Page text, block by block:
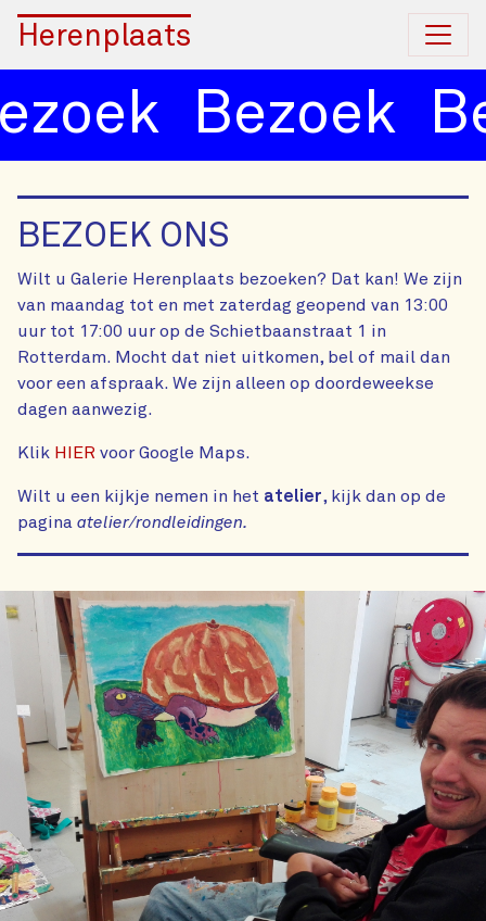
Herenplaats
Bezoek
BEZOEK ONS
Wilt u Galerie Herenplaats bezoeken? Dat kan! We zijn
van maandag tot en met zaterdag geopend van 13:00
uur tot 17:00 uur op de Schietbaanstraat 1 in
Rotterdam. Mocht dat niet uitkomen, bel of mail dan
voor een afspraak. We zijn alleen op doordeweekse
dagen aanwezig.
Klik HIER voor Google Maps.
Wilt u een kijkje nemen in het atelier, kijk dan op de
pagina atelier/rondleidingen.